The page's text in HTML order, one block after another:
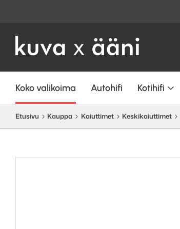
Koko valikoima Autohifi Kotihifi
Etusivu Kauppa Kaiuttimet Keskikaiuttimet